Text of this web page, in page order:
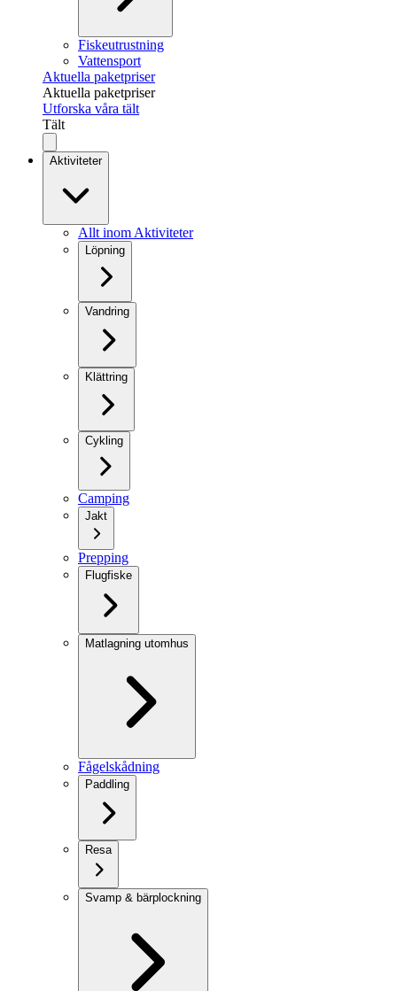
Fiskeutrustning
Vattensport
Aktuella paketpriser
Aktuella paketpriser
Utforska våra tält
Tält
Aktiviteter
Allt inom Aktiviteter
Löpning
Vandring
Klättring
Cykling
Camping
Jakt
Prepping
Flugfiske
Matlagning utomhus
Fågelskådning
Paddling
Resa
Svamp & bärplockning